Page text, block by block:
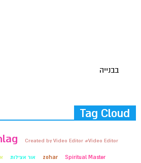
בבנייה
Tag Cloud
Created by Video Editor #Video Editor
Spiritual Master
zohar אור אצילות